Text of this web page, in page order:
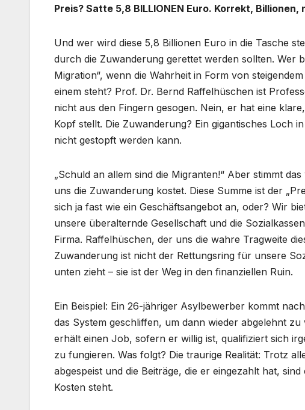
Preis? Satte 5,8 BILLIONEN Euro. Korrekt,
Und wer wird diese 5,8 Billionen Euro in die Tasche
durch die Zuwanderung gerettet werden sollten. Wer
Migration“, wenn die Wahrheit in Form von
einem steht? Prof. Dr. Bernd Raffelhüschen ist
nicht aus den Fingern gesogen. Nein, er hat eine
Kopf stellt. Die Zuwanderung? Ein gigantisches Loch
nicht gestopft werden kann.
„Schuld an allem sind die Migranten!“ Aber stimmt
uns die Zuwanderung kostet. Diese Summe ist der
sich ja fast wie ein Geschäftsangebot an, oder? Wir
unsere überalternde Gesellschaft und die
Firma. Raffelhüschen, der uns die wahre Tragweite
Zuwanderung ist nicht der Rettungsring für unsere
unten zieht – sie ist der Weg in den finanziellen Ruin.
Ein Beispiel: Ein 26-jähriger Asylbewerber kommt
das System geschliffen, um dann wieder abgelehnt
erhält einen Job, sofern er willig ist, qualifiziert sich
zu fungieren. Was folgt? Die traurige Realität: Trotz
abgespeist und die Beiträge, die er eingezahlt hat,
Kosten steht.